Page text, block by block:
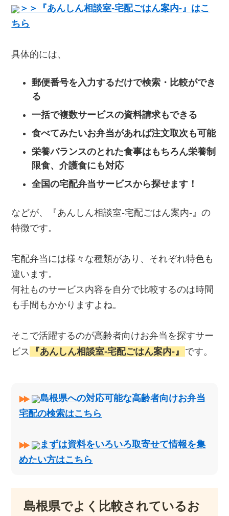
＞＞『あんしん相談室‐宅配ごはん案内‐』はこ
ちら
具体的には、
郵便番号を入力するだけで検索・比較ができ
る
一括で複数サービスの資料請求もできる
食べてみたいお弁当があれば注文取次も可能
栄養バランスのとれた食事はもちろん栄養制
限食、介護食にも対応
全国の宅配弁当サービスから探せます！
などが、『あんしん相談室‐宅配ごはん案内‐』の
特徴です。
宅配弁当には様々な種類があり、それぞれ特色も
違います。
何社ものサービス内容を自分で比較するのは時間
も手間もかかりますよね。
そこで活躍するのが高齢者向けお弁当を探すサー
ビス
『あんしん相談室‐宅配ごはん案内‐』 です。
島根県への対応可能な高齢者向けお弁当
宅配の検索はこちら
まずは資料をいろいろ取寄せて情報を集
めたい方はこちら
島根県でよく比較されているお